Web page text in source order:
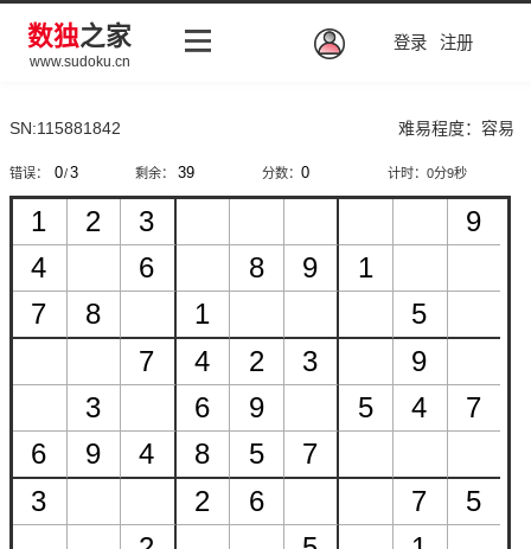
数独之家
www.sudoku.cn
登录 注册
SN:115881842 难易程度：容易
错误： / 剩余： 分数： 计时：0分9秒